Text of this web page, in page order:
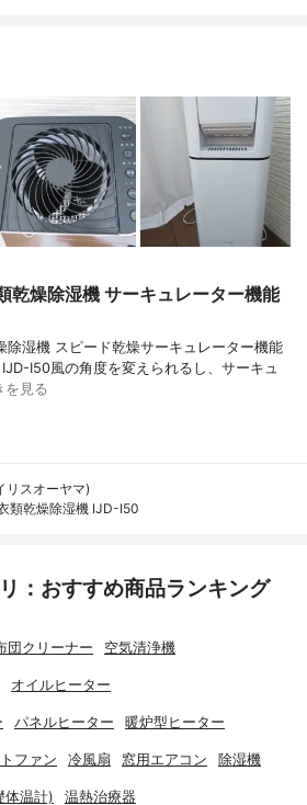
乾燥除湿機 サーキュレーター機能
除湿機 スピード乾燥サーキュレーター機能
I50風の角度を変えられるし、サーキュ
を見る
リスオーヤマ)
類乾燥除湿機 IJD-I50
：おすすめ商品ランキング
団クリーナー 空気清浄機
オイルヒーター
パネルヒーター 暖炉型ヒーター
ファン 冷風扇 窓用エアコン 除湿機
体温計) 温熱治療器